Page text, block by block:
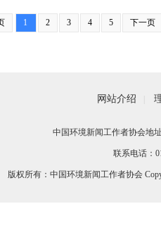
1 2 3 4 5 下一页
网站介绍
中国环境新闻工作者协会地
联系电话：
版权所有：中国环境新闻工作者协会